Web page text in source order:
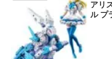
アリ
ル プ